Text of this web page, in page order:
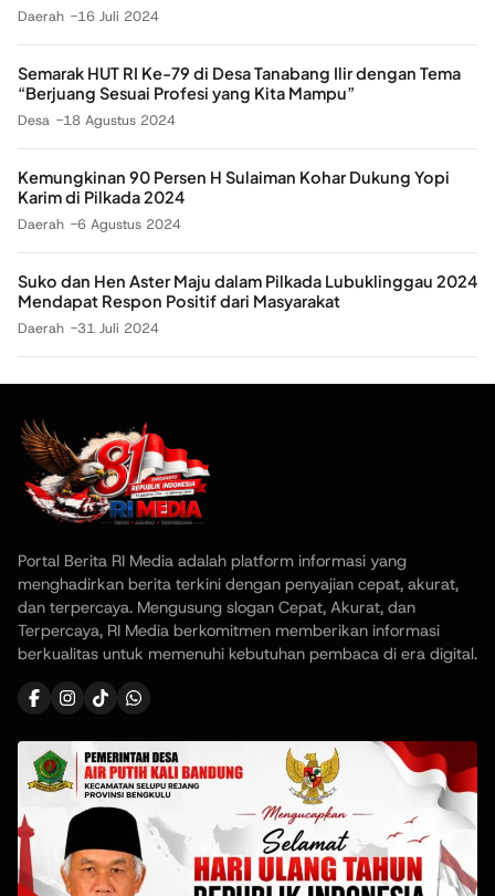
Daerah 16 Juli 2024
Semarak HUT RI Ke-79 di Desa Tanabang Ilir dengan Tema
“Berjuang Sesuai Profesi yang Kita Mampu”
Desa 18 Agustus 2024
Kemungkinan 90 Persen H Sulaiman Kohar Dukung Yopi
Karim di Pilkada 2024
Daerah 6 Agustus 2024
Suko dan Hen Aster Maju dalam Pilkada Lubuklinggau 2024
Mendapat Respon Positif dari Masyarakat
Daerah 31 Juli 2024
Portal Berita RI Media adalah platform informasi yang
menghadirkan berita terkini dengan penyajian cepat, akurat,
dan terpercaya. Mengusung slogan Cepat, Akurat, dan
Terpercaya, RI Media berkomitmen memberikan informasi
berkualitas untuk memenuhi kebutuhan pembaca di era digital.